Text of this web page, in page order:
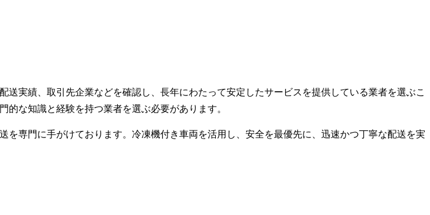
実績、取引先企業などを確認し、長年にわたって安定したサービスを提供している業者を選ぶこ
な知識と経験を持つ業者を選ぶ必要があります。
専門に手がけております。冷凍機付き車両を活用し、安全を最優先に、迅速かつ丁寧な配送を実